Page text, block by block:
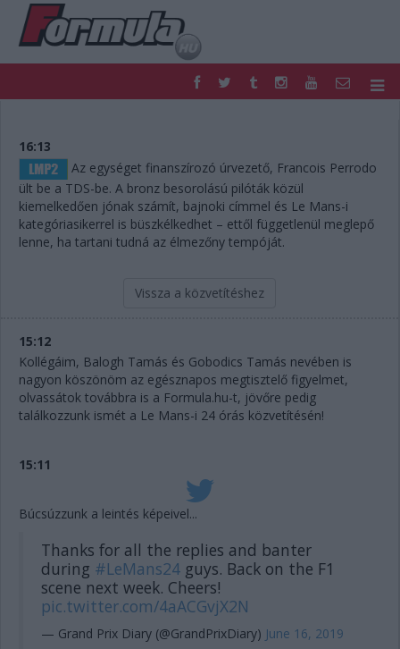
FORMULA
NEMZETKÖZI
HAZAI
RETRO
EGYÉB
PODCAST
SHOP
LIVE
TIPPJÁTÉK
DIGITÁLIS MAGAZIN
PONTÁLLÁSOK
16:13
Az egységet finanszírozó úrvezető, Francois Perrodo
ült be a TDS-be. A bronz besorolású pilóták közül
kiemelkedően jónak számít, bajnoki címmel és Le Mans-i
kategóriasikerrel is büszkélkedhet – ettől függetlenül meglepő
lenne, ha tartani tudná az élmezőny tempóját.
Vissza a közvetítéshez
15:12
Kollégáim, Balogh Tamás és Gobodics Tamás nevében is
nagyon köszönöm az egésznapos megtisztelő figyelmet,
olvassátok továbbra is a Formula.hu-t, jövőre pedig
találkozzunk ismét a Le Mans-i 24 órás közvetítésén!
15:11
Búcsúzzunk a leintés képeivel...
Thanks for all the replies and banter
during #LeMans24 guys. Back on the F1
scene next week. Cheers!
pic.twitter.com/4aACGvjX2N
— Grand Prix Diary (@GrandPrixDiary) June 16, 2019